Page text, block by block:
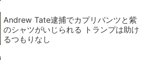
Andrew Tate逮捕でカプリパンツと紫
のシャツがいじられる トランプは助け
るつもりなし